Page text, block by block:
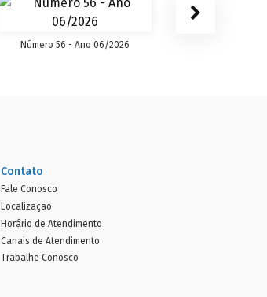
Número 56 - Ano 06/2026
Contato
Fale Conosco
Localização
Horário de Atendimento
Canais de Atendimento
Trabalhe Conosco